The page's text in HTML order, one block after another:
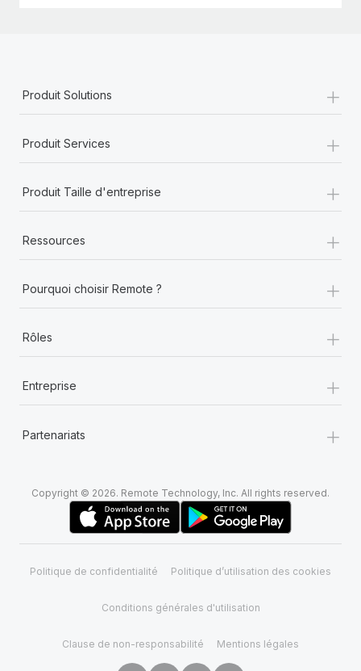
Produit Solutions +
Produit Services +
Produit Taille d'entreprise +
Ressources +
Pourquoi choisir Remote ? +
Rôles +
Entreprise +
Partenariats +
Copyright © 2026. Remote Technology, Inc. All rights reserved.
Politique de confidentialité Politique d’utilisation des cookies
Conditions générales d'utilisation
Clause de non-responsabilité Mentions légales